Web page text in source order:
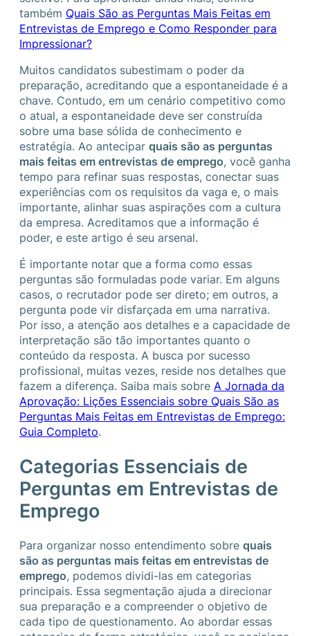
também Quais São as Perguntas Mais Feitas em
Entrevistas de Emprego e Como Responder para
Impressionar?
Muitos candidatos subestimam o poder da
preparação, acreditando que a espontaneidade é a
chave. Contudo, em um cenário competitivo como
o atual, a espontaneidade deve ser construída
sobre uma base sólida de conhecimento e
estratégia. Ao antecipar quais são as perguntas
mais feitas em entrevistas de emprego, você ganha
tempo para refinar suas respostas, conectar suas
experiências com os requisitos da vaga e, o mais
importante, alinhar suas aspirações com a cultura
da empresa. Acreditamos que a informação é
poder, e este artigo é seu arsenal.
É importante notar que a forma como essas
perguntas são formuladas pode variar. Em alguns
casos, o recrutador pode ser direto; em outros, a
pergunta pode vir disfarçada em uma narrativa.
Por isso, a atenção aos detalhes e a capacidade de
interpretação são tão importantes quanto o
conteúdo da resposta. A busca por sucesso
profissional, muitas vezes, reside nos detalhes que
fazem a diferença. Saiba mais sobre A Jornada da
Aprovação: Lições Essenciais sobre Quais São as
Perguntas Mais Feitas em Entrevistas de Emprego:
Guia Completo.
Categorias Essenciais de
Perguntas em Entrevistas de
Emprego
Para organizar nosso entendimento sobre quais
são as perguntas mais feitas em entrevistas de
emprego, podemos dividi-las em categorias
principais. Essa segmentação ajuda a direcionar
sua preparação e a compreender o objetivo de
cada tipo de questionamento. Ao abordar essas